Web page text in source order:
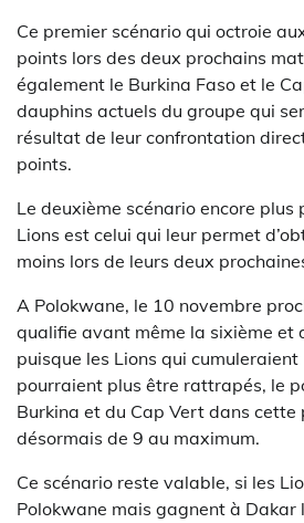
Ce premier scénario qui octroie
points lors des deux prochains
également le Burkina Faso et le
dauphins actuels du groupe qui
résultat de leur confrontation
points.
Le deuxième scénario encore plus
Lions est celui qui leur permet
moins lors de leurs deux
A Polokwane, le 10 novembre
qualifie avant même la sixième et
puisque les Lions qui
pourraient plus être rattrapés, le
Burkina et du Cap Vert dans cette
désormais de 9 au maximum.
Ce scénario reste valable, si les
Polokwane mais gagnent à Dakar